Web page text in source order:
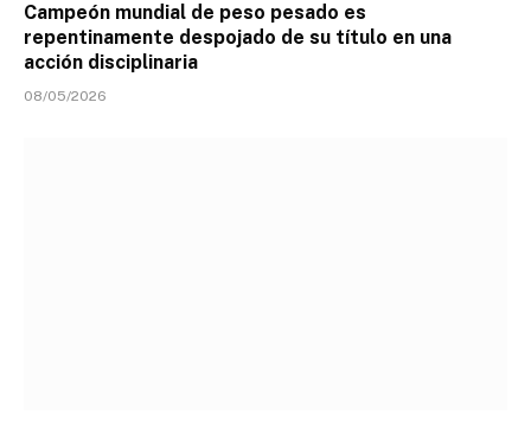
Campeón mundial de peso pesado es
repentinamente despojado de su título en una
acción disciplinaria
08/05/2026